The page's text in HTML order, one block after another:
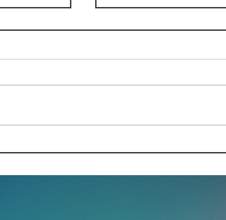
informe sobre